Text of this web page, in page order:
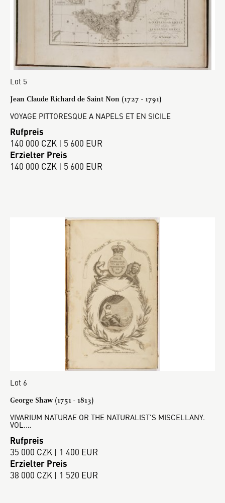
Lot 5
Jean Claude Richard de Saint Non (1727 - 1791)
VOYAGE PITTORESQUE A NAPELS ET EN SICILE
Rufpreis
140 000 CZK | 5 600 EUR
Erzielter Preis
140 000 CZK | 5 600 EUR
Lot 6
George Shaw (1751 - 1813)
VIVARIUM NATURAE OR THE NATURALIST'S MISCELLANY.
VOL.…
Rufpreis
35 000 CZK | 1 400 EUR
Erzielter Preis
38 000 CZK | 1 520 EUR